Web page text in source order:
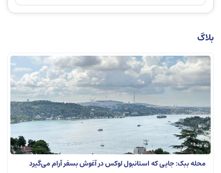
بلاگ
محله ببک: جایی که استانبول لوکس در آغوش بسفر آرام می‌گیرد